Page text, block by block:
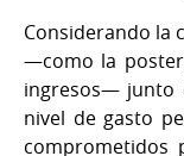
Considerando la
—como la
ingresos— junto
nivel de gasto
comprometidos